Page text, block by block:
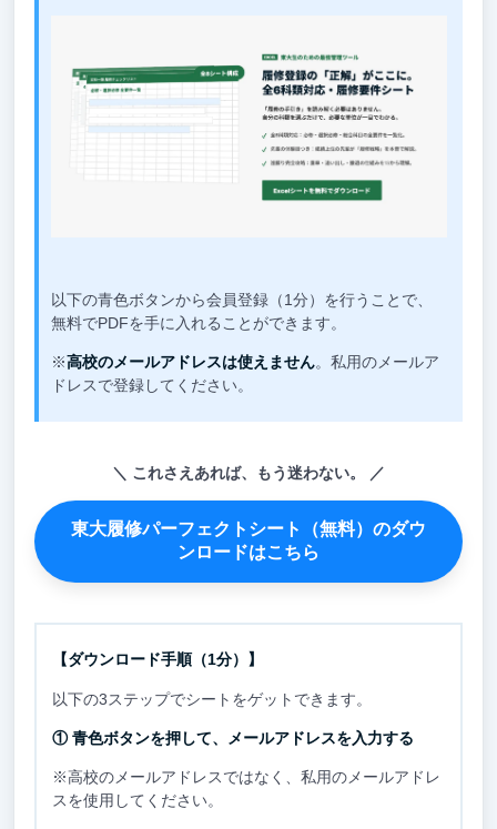
以下の青色ボタンから会員登録（1分）を行うことで、
無料でPDFを手に入れることができます。
※高校のメールアドレスは使えません。私用のメールア
ドレスで登録してください。
これさえあれば、もう迷わない。
東大履修パーフェクトシート（無料）のダウ
ンロードはこちら
【ダウンロード手順（1分）】
以下の3ステップでシートをゲットできます。
① 青色ボタンを押して、メールアドレスを入力する
※高校のメールアドレスではなく、私用のメールアドレ
スを使用してください。